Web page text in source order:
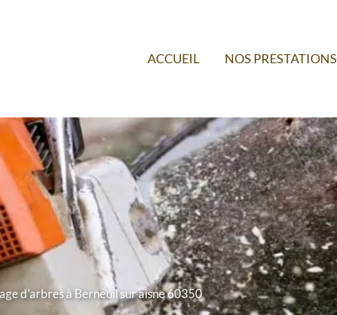
ACCUEIL NOS PRESTATIONS
d'arbres à Berneuil sur aisne 60350